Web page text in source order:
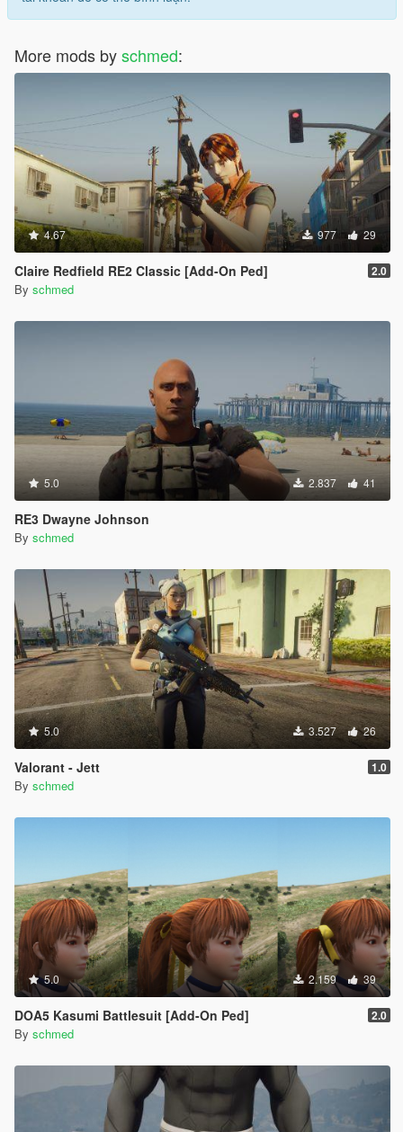
More mods byschmed:
4.67 977 29
Claire Redfield RE2 Classic [Add-On Ped] 2.0
By schmed
5.0 2.837 41
RE3 Dwayne Johnson
By schmed
5.0 3.527 26
Valorant - Jett 1.0
By schmed
5.0 2.159 39
DOA5 Kasumi Battlesuit [Add-On Ped] 2.0
By schmed